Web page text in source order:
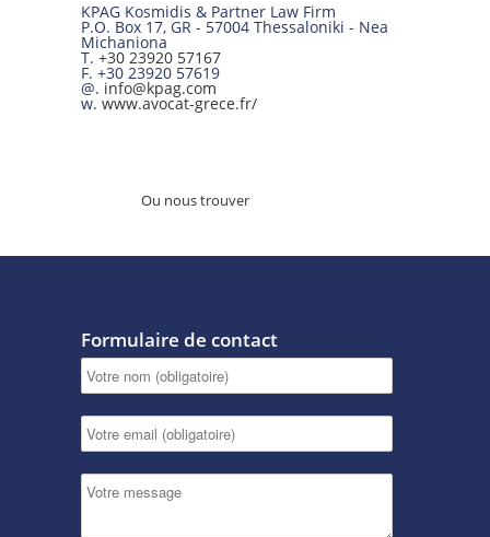
KPAG Kosmidis & Partner Law Firm
P.O. Box 17, GR - 57004 Thessaloniki - Nea
Michaniona
T. +30 23920 57167
F. +30 23920 57619
@. info@kpag.com
w. www.avocat-grece.fr/
Ou nous trouver
Formulaire de contact